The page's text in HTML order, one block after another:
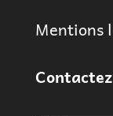
Mentions